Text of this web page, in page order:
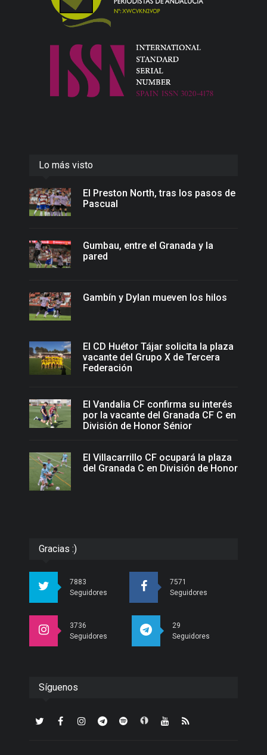
Lo más visto
El Preston North, tras los pasos de
Pascual
Gumbau, entre el Granada y la
pared
Gambín y Dylan mueven los hilos
El CD Huétor Tájar solicita la plaza
vacante del Grupo X de Tercera
Federación
El Vandalia CF confirma su interés
por la vacante del Granada CF C en
División de Honor Sénior
El Villacarrillo CF ocupará la plaza
del Granada C en División de Honor
Gracias :)
7883
Seguidores
7571
Seguidores
3736
Seguidores
29
Seguidores
Síguenos